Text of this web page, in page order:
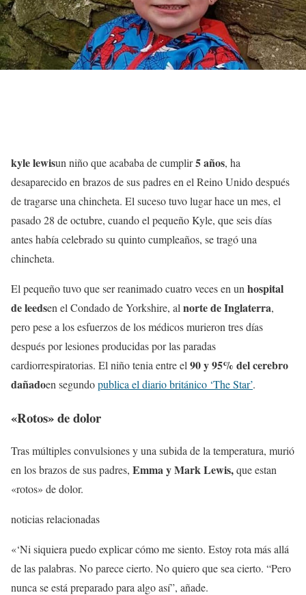
kyle lewisun niño que acababa de cumplir5 años, ha
desaparecido en brazos de sus padres en el Reino Unido después
de tragarse una chincheta. El suceso tuvo lugar hace un mes, el
pasado 28 de octubre, cuando el pequeño Kyle, que seis días
antes había celebrado su quinto cumpleaños, se tragó una
chincheta.
El pequeño tuvo que ser reanimado cuatro veces en un hospital
de leedsen el Condado de Yorkshire, al norte de Inglaterra,
pero pese a los esfuerzos de los médicos murieron tres días
después por lesiones producidas por las paradas
cardiorrespiratorias. El niño tenia entre el 90 y 95% del cerebro
dañadoen segundopublica el diario británico ‘The Star’.
«Rotos» de dolor
Tras múltiples convulsiones y una subida de la temperatura, murió
en los brazos de sus padres, Emma y Mark Lewis,que estan
«rotos» de dolor.
noticias relacionadas
«‘Ni siquiera puedo explicar cómo me siento. Estoy rota más allá
de las palabras. No parece cierto. No quiero que sea cierto. “Pero
nunca se está preparado para algo así”, añade.